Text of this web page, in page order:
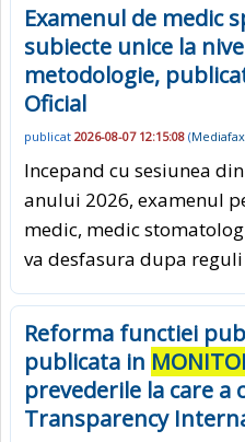
Examenul de medic
subiecte unice la
metodologie,
Oficial
publicat 2026-08-07 12:15:08 (Mediafax
Incepand cu sesiunea
anului 2026, examenul
medic, medic
va desfasura dupa
Reforma functiei
publicata in
prevederile la care
Transparency